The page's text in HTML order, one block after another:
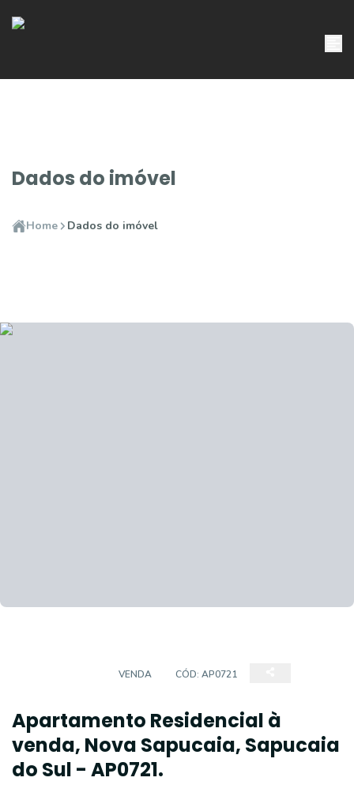
Dados do imóvel
Home Dados do imóvel
VENDA CÓD: AP0721
Apartamento Residencial à
venda, Nova Sapucaia, Sapucaia
do Sul - AP0721.